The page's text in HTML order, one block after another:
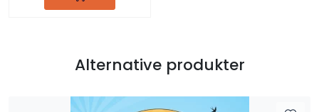
Alternative produkter